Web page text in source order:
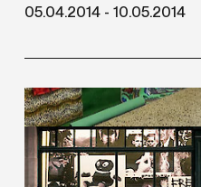
05.04.2014 - 10.05.2014